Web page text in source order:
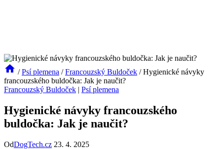
/ Psí plemena / Francouzský Buldoček / Hygienické návyky
francouzského buldočka: Jak je naučit?
Francouzský Buldoček | Psí plemena
Hygienické návyky francouzského
buldočka: Jak je naučit?
OdDogTech.cz 23. 4. 2025